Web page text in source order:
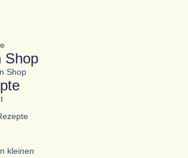
Shop
Shop
kleinen